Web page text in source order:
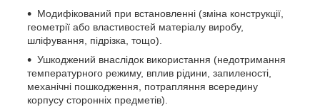
Модифікований при встановленні (зміна конструкції,
геометрії або властивостей матеріалу виробу,
шліфування, підрізка, тощо).
Ушкоджений внаслідок використання (недотримання
температурного режиму, вплив рідини, запиленості,
механічні пошкодження, потрапляння всередину
корпусу сторонніх предметів).